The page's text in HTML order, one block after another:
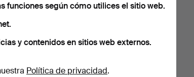
funciones según cómo utilices el sitio web.
y contenidos en sitios web externos.
Política de privacidad.